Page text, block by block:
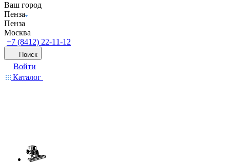
Ваш город
Пенза
Пенза
Москва
+7 (8412) 22-11-12
Поиск
Войти
Каталог